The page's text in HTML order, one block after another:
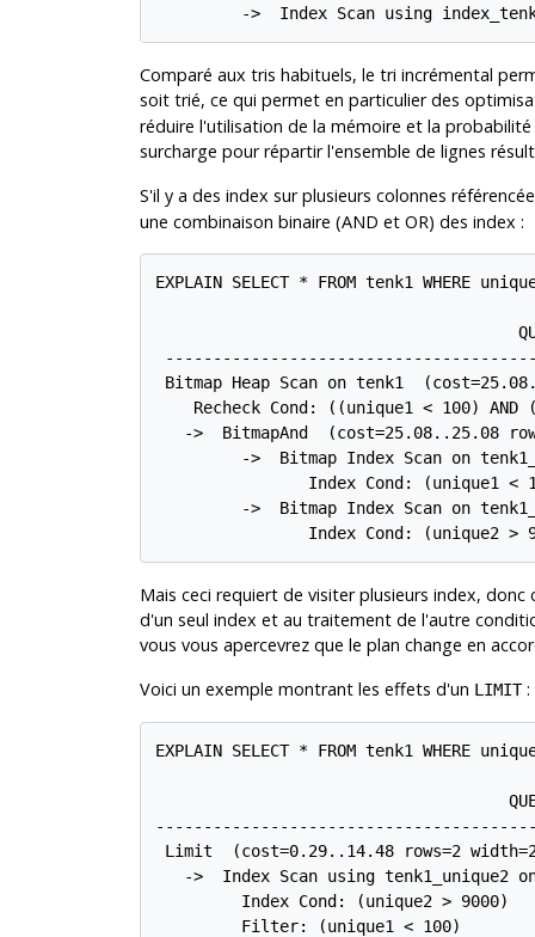
->  Index Scan using
Comparé aux tris habituels, le tri incrémental
soit trié, ce qui permet en particulier des
réduire l'utilisation de la mémoire et la
surcharge pour répartir l'ensemble de lignes
S'il y a des index sur plusieurs colonnes
une combinaison binaire (AND et OR) des index :
EXPLAIN SELECT * FROM tenk1 WHERE
Bitmap Heap Scan on tenk1
Recheck Cond: ((unique1 < 100) AND
->  BitmapAnd  (cost=25.08..25.08
->  Bitmap Index Scan on
Index Cond: (unique1 <
->  Bitmap Index Scan on
Index Cond: (unique2 >
Mais ceci requiert de visiter plusieurs index,
d'un seul index et au traitement de l'autre
vous vous apercevrez que le plan change en
Voici un exemple montrant les effets d'un LIMIT:
EXPLAIN SELECT * FROM tenk1 WHERE
Limit  (cost=0.29..14.48 rows=2
->  Index Scan using tenk1_unique2
         Index Cond: (unique2 > 9000)
         Filter: (unique1 < 100)